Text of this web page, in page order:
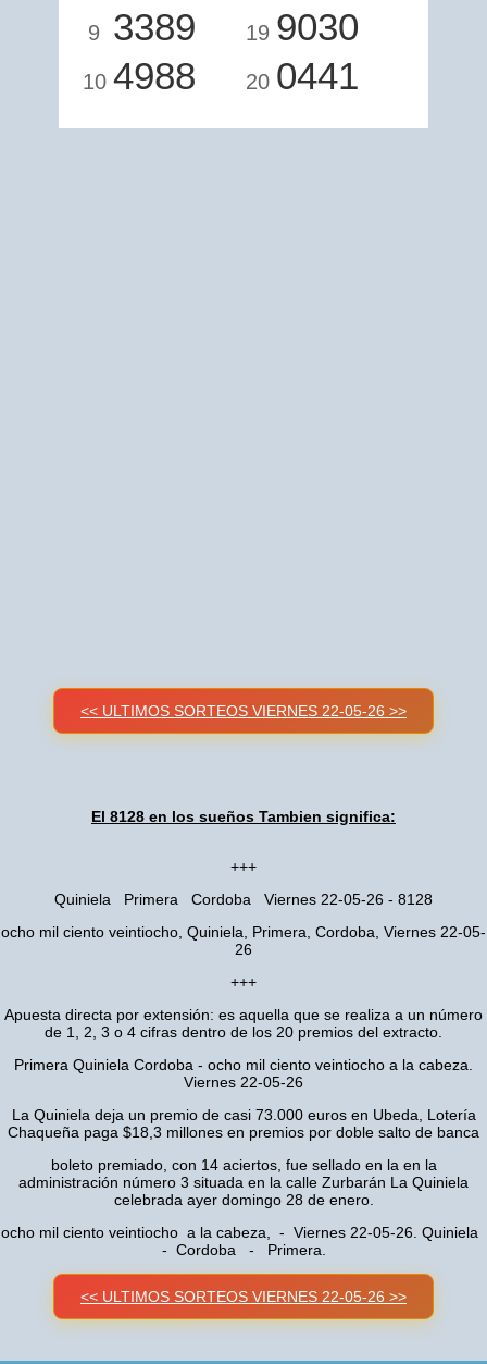
9 3389
10 4988
19 9030
20 0441
<< ULTIMOS SORTEOS VIERNES 22-05-26 >>
El 8128 en los sueños Tambien significa:
+++
Quiniela Primera Cordoba Viernes 22-05-26 - 8128
ocho mil ciento veintiocho, Quiniela, Primera, Cordoba, Viernes 22-05-
26
+++
Apuesta directa por extensión: es aquella que se realiza a un número
de 1, 2, 3 o 4 cifras dentro de los 20 premios del extracto.
Primera Quiniela Cordoba - ocho mil ciento veintiocho a la cabeza.
Viernes 22-05-26
La Quiniela deja un premio de casi 73.000 euros en Ubeda, Lotería
Chaqueña paga $18,3 millones en premios por doble salto de banca
boleto premiado, con 14 aciertos, fue sellado en la en la
administración número 3 situada en la calle Zurbarán La Quiniela
celebrada ayer domingo 28 de enero.
ocho mil ciento veintiocho a la cabeza, - Viernes 22-05-26. Quiniela
- Cordoba - Primera.
<< ULTIMOS SORTEOS VIERNES 22-05-26 >>